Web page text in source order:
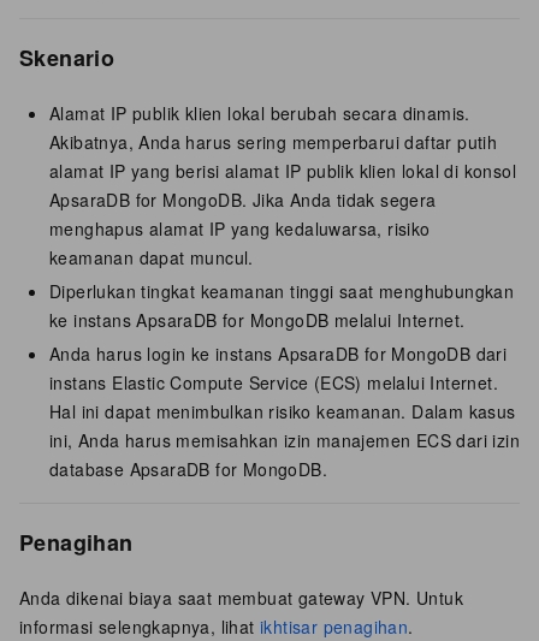
Skenario
Alamat IP publik klien lokal berubah secara dinamis.
Akibatnya, Anda harus sering memperbarui daftar putih
alamat IP yang berisi alamat IP publik klien lokal di konsol
ApsaraDB for MongoDB. Jika Anda tidak segera
menghapus alamat IP yang kedaluwarsa, risiko
keamanan dapat muncul.
Diperlukan tingkat keamanan tinggi saat menghubungkan
ke instans ApsaraDB for MongoDB melalui Internet.
Anda harus login ke instans ApsaraDB for MongoDB dari
instans Elastic Compute Service (ECS) melalui Internet.
Hal ini dapat menimbulkan risiko keamanan. Dalam kasus
ini, Anda harus memisahkan izin manajemen ECS dari izin
database ApsaraDB for MongoDB.
Penagihan
Anda dikenai biaya saat membuat gateway VPN. Untuk
informasi selengkapnya, lihat ikhtisar penagihan.